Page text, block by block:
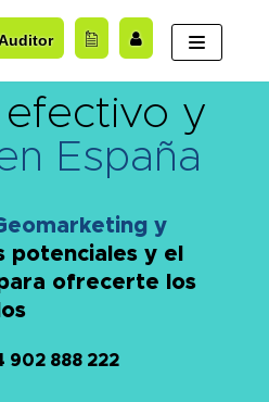
efectivo y
España
y
potenciales y el
ofrecerte los
902 888 222